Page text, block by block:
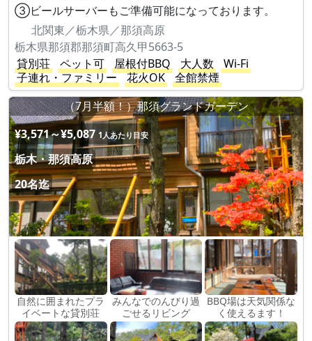
③ビールサーバーもご準備可能になっております。
北関東／栃木県／那須高原
栃木県那須郡那須町高久甲5663-5
貸別荘
ペット可 屋根付BBQ 大人数
Wi-Fi
子連れ・ファミリー
花火OK
全館禁煙
（7月半額！）那須グランドガーデン
¥3,571～¥5,087 1人あたり目安
栃木・那須高原
20名迄
自然に囲まれたプラ
イベートな貸別荘
みんなでのんびり過
ごせるリビング
BBQ場は天気関係な
く使えるます！